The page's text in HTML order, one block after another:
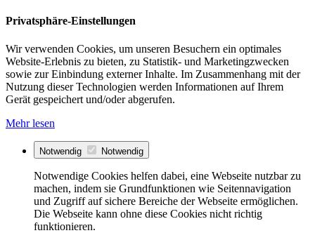
Privatsphäre-Einstellungen
Wir verwenden Cookies, um unseren Besuchern ein optimales
Website-Erlebnis zu bieten, zu Statistik- und Marketingzwecken
sowie zur Einbindung externer Inhalte. Im Zusammenhang mit der
Nutzung dieser Technologien werden Informationen auf Ihrem
Gerät gespeichert und/oder abgerufen.
Mehr lesen
Notwendig Notwendig
Notwendige Cookies helfen dabei, eine Webseite nutzbar zu
machen, indem sie Grundfunktionen wie Seitennavigation
und Zugriff auf sichere Bereiche der Webseite ermöglichen.
Die Webseite kann ohne diese Cookies nicht richtig
funktionieren.